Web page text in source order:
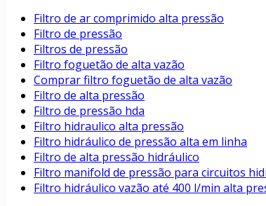
Filtro de ar comprimido alta pressão
Filtro de pressão
Filtros de pressão
Filtro foguetão de alta vazão
Comprar filtro foguetão de alta vazão
Filtro de alta pressão
Filtro de pressão hda
Filtro hidraulico alta pressão
Filtro hidráulico de pressão alta em linha
Filtro de alta pressão hidráulico
Filtro manifold de pressão para circuitos
Filtro hidráulico vazão até 400 l/min alta